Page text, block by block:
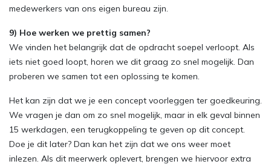
medewerkers van ons eigen bureau zijn.
9) Hoe werken we prettig samen?
We vinden het belangrijk dat de opdracht soepel verloopt. Als
iets niet goed loopt, horen we dit graag zo snel mogelijk. Dan
proberen we samen tot een oplossing te komen.
Het kan zijn dat we je een concept voorleggen ter goedkeuring.
We vragen je dan om zo snel mogelijk, maar in elk geval binnen
15 werkdagen, een terugkoppeling te geven op dit concept.
Doe je dit later? Dan kan het zijn dat we ons weer moet
inlezen. Als dit meerwerk oplevert, brengen we hiervoor extra